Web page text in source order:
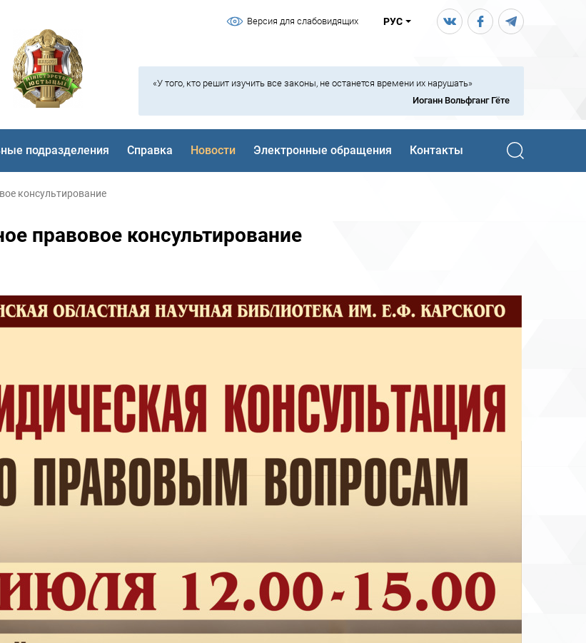
Версия для слабовидящих РУС
«У того, кто решит изучить все законы, не останется времени их нарушать»
Иоганн Вольфганг Гёте
подразделения Справка Новости Электронные обращения Контакты
консультирование
правовое консультирование